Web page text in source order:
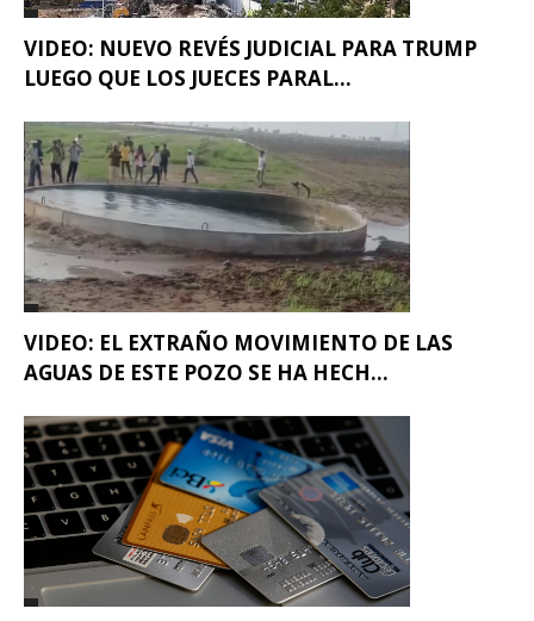
VIDEO: NUEVO REVÉS JUDICIAL PARA TRUMP
LUEGO QUE LOS JUECES PARAL...
VIDEO: EL EXTRAÑO MOVIMIENTO DE LAS
AGUAS DE ESTE POZO SE HA HECH...